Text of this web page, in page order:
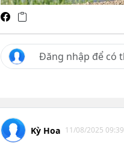
Kỳ Hoa 11/08/2025 09:39